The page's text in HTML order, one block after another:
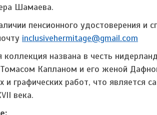
Шамаева.
пенсионного удостоверения
inclusivehermitage@gmail.com
коллекция названа в честь
Капланом и его женой
и графических работ, что
века.